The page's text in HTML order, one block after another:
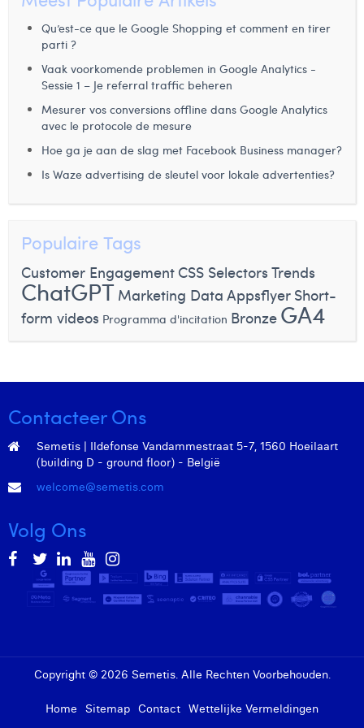
Victor Hayot
William Rezette
Yaël Vanhoe
Qu’est-ce que le Google Shopping et comment en tirer
parti ?
Vaak voorkomende problemen in Google Analytics -
Sessie 1 – Je referral traffic beheren
Mesurer vos conversions offline dans Google Analytics
avec le protocole de mesure
Hoe ga je aan de slag met Facebook Business manager?
Is Waze advertising de sleutel voor lokale advertenties?
Populaire Tags
Customer Engagement CSS Selectors Trends
ChatGPT Marketing Data Appsflyer Short-
form videos Programma d'incitation Bronze GA4
Contacteer Ons
Semetis | Ildefonse Vandammestraat 5-7, 1560 Hoeilaart
(building D - ground floor) - België
welcome@semetis.com
Volg Ons
Copyright © 2026 Semetis. Alle Rechten Voorbehouden.
Home Sitemap Contact Wettelijke Vermeldingen